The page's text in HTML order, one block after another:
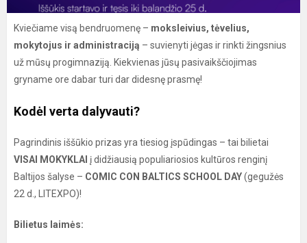
Kviečiame visą bendruomenę – moksleivius, tėvelius,
mokytojus ir administraciją – suvienyti jėgas ir rinkti žingsnius
už mūsų progimnaziją. Kiekvienas jūsų pasivaikščiojimas
gryname ore dabar turi dar didesnę prasmę!
Kodėl verta dalyvauti?
Pagrindinis iššūkio prizas yra tiesiog įspūdingas – tai bilietai
VISAI MOKYKLAI į didžiausią populiariosios kultūros renginį
Baltijos šalyse – COMIC CON BALTICS SCHOOL DAY(gegužės
22 d., LITEXPO)!
Bilietus laimės: